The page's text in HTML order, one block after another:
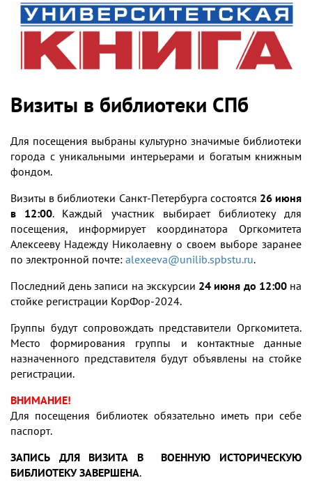
Визиты в библиотеки СПб
Для посещения выбраны культурно значимые библиотеки
города с уникальными интерьерами и богатым книжным
фондом.
Визиты в библиотеки Санкт-Петербурга состоятся 26 июня
в 12:00. Каждый участник выбирает библиотеку для
посещения, информирует координатора Оргкомитета
Алексееву Надежду Николаевну о своем выборе заранее
по электронной почте: alexeeva@unilib.spbstu.ru.
Последний день записи на экскурсии 24 июня до 12:00на
стойке регистрации КорФор-2024.
Группы будут сопровождать представители Оргкомитета.
Место формирования группы и контактные данные
назначенного представителя будут объявлены на стойке
регистрации.
ВНИМАНИЕ!
Для посещения библиотек обязательно иметь при себе
паспорт.
ЗАПИСЬ ДЛЯ ВИЗИТА В ВОЕННУЮ ИСТОРИЧЕСКУЮ
БИБЛИОТЕКУ ЗАВЕРШЕНА.